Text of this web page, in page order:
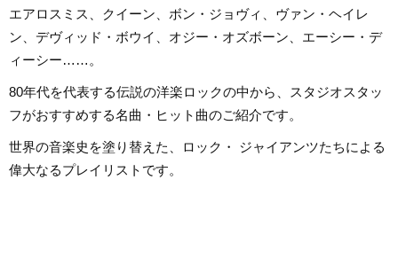
り、個人で楽曲紹介のブログを運営。普段はヌエボフラメンコ、ボレ
ロ、カンツォーネ、R&Bなどのジャンルをよく聴きます。あなたが求
める1曲を探して、日々記事を更新してまいります！
エアロスミス、クイーン、ボン・ジョヴィ、ヴァン・ヘイレ
ン、デヴィッド・ボウイ、オジー・オズボーン、エーシー・デ
ィーシー……。
80年代を代表する伝説の洋楽ロックの中から、スタジオスタッ
フがおすすめする名曲・ヒット曲のご紹介です。
世界の音楽史を塗り替えた、ロック・ ジャイアンツたちによる
偉大なるプレイリストです。